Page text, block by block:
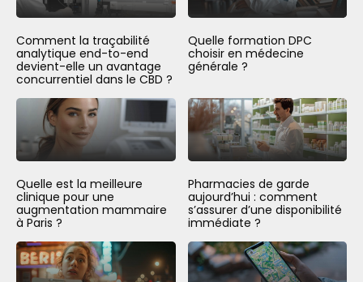
Comment la traçabilité
analytique end-to-end
devient-elle un avantage
concurrentiel dans le CBD ?
Quelle formation DPC
choisir en médecine
générale ?
Quelle est la meilleure
clinique pour une
augmentation mammaire
à Paris ?
Pharmacies de garde
aujourd’hui : comment
s’assurer d’une disponibilité
immédiate ?